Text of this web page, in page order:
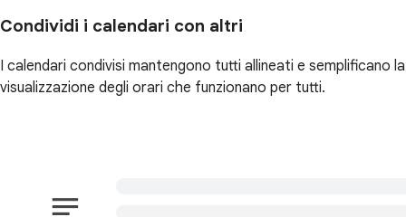
Condividi i calendari con altri
I calendari condivisi mantengono tutti allineati e semplificano la
visualizzazione degli orari che funzionano per tutti.